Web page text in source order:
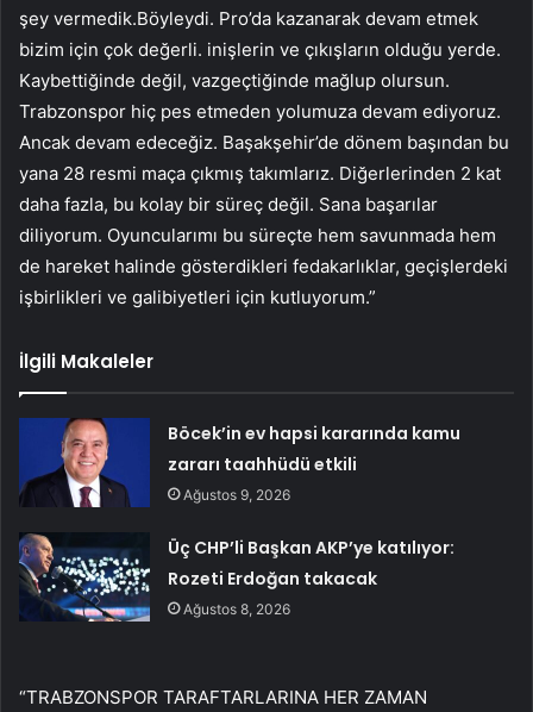
şey vermedik.Böyleydi. Pro’da kazanarak devam etmek
bizim için çok değerli. inişlerin ve çıkışların olduğu yerde.
Kaybettiğinde değil, vazgeçtiğinde mağlup olursun.
Trabzonspor hiç pes etmeden yolumuza devam ediyoruz.
Ancak devam edeceğiz. Başakşehir’de dönem başından bu
yana 28 resmi maça çıkmış takımlarız. Diğerlerinden 2 kat
daha fazla, bu kolay bir süreç değil. Sana başarılar
diliyorum. Oyuncularımı bu süreçte hem savunmada hem
de hareket halinde gösterdikleri fedakarlıklar, geçişlerdeki
işbirlikleri ve galibiyetleri için kutluyorum.”
İlgili Makaleler
Böcek’in ev hapsi kararında kamu
zararı taahhüdü etkili
Ağustos 9, 2026
Üç CHP’li Başkan AKP’ye katılıyor:
Rozeti Erdoğan takacak
Ağustos 8, 2026
“TRABZONSPOR TARAFTARLARINA HER ZAMAN